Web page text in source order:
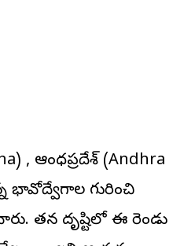
, ఆంధ్రప్రదేశ్ (Andhra
భావోద్వేగాల గురించి
తన దృష్టిలో ఈ రెండు